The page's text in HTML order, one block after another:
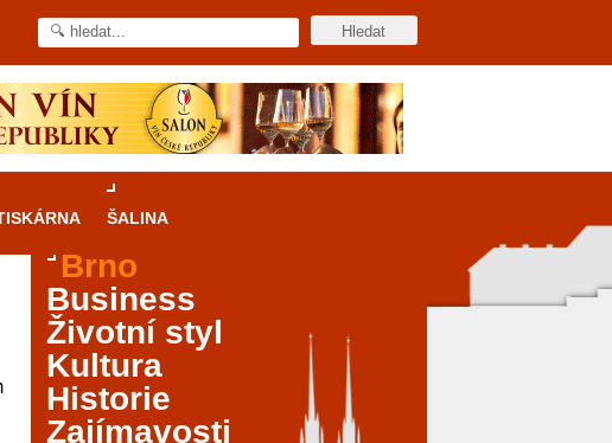
ŠALINA
Brno
Business
Životní styl
Kultura
Historie
Zajímavosti